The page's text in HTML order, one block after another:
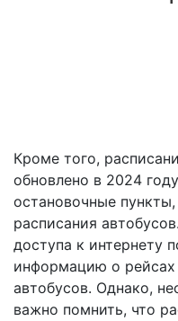
Кроме того,
обновлено в 2024
остановочные
расписания
доступа к интернету
информацию о
автобусов. Однако,
важно помнить, что